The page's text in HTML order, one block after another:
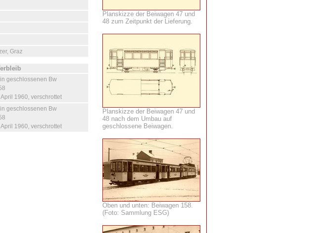
Planskizze der Beiwagen 47 und
48 zum Zeitpunkt der Lieferung.
Planskizze der Beiwagen 47 und
48 nach dem Umbau auf
geschlossene Beiwagen.
Oben und unten: Beiwagen 158.
(Foto: Sammlung ESG)
Graz
geschlossenen Bw
1960, verschrottet
geschlossenen Bw
1960, verschrottet